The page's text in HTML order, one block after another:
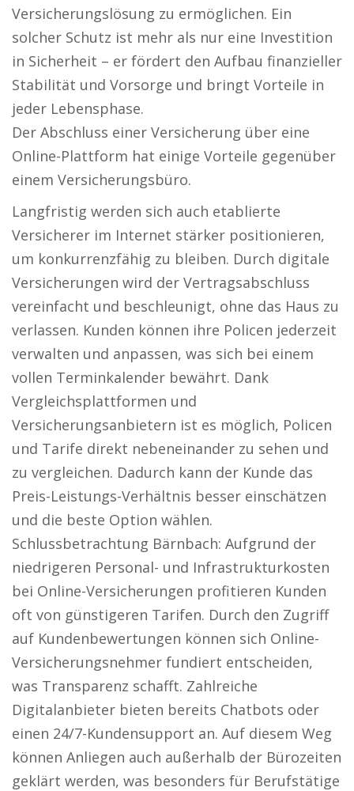
Versicherungslösung zu ermöglichen. Ein
solcher Schutz ist mehr als nur eine Investition
in Sicherheit – er fördert den Aufbau finanzieller
Stabilität und Vorsorge und bringt Vorteile in
jeder Lebensphase.
Der Abschluss einer Versicherung über eine
Online-Plattform hat einige Vorteile gegenüber
einem Versicherungsbüro.
Langfristig werden sich auch etablierte
Versicherer im Internet stärker positionieren,
um konkurrenzfähig zu bleiben. Durch digitale
Versicherungen wird der Vertragsabschluss
vereinfacht und beschleunigt, ohne das Haus zu
verlassen. Kunden können ihre Policen jederzeit
verwalten und anpassen, was sich bei einem
vollen Terminkalender bewährt. Dank
Vergleichsplattformen und
Versicherungsanbietern ist es möglich, Policen
und Tarife direkt nebeneinander zu sehen und
zu vergleichen. Dadurch kann der Kunde das
Preis-Leistungs-Verhältnis besser einschätzen
und die beste Option wählen.
Schlussbetrachtung Bärnbach: Aufgrund der
niedrigeren Personal- und Infrastrukturkosten
bei Online-Versicherungen profitieren Kunden
oft von günstigeren Tarifen. Durch den Zugriff
auf Kundenbewertungen können sich Online-
Versicherungsnehmer fundiert entscheiden,
was Transparenz schafft. Zahlreiche
Digitalanbieter bieten bereits Chatbots oder
einen 24/7-Kundensupport an. Auf diesem Weg
können Anliegen auch außerhalb der Bürozeiten
geklärt werden, was besonders für Berufstätige